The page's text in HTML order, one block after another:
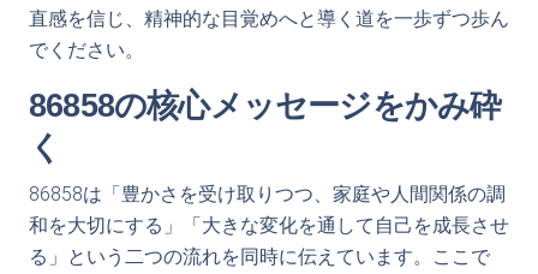
直感を信じ、精神的な目覚めへと導く道を一歩ずつ歩ん
でください。
86858の核心メッセージをかみ砕
く
86858は「豊かさを受け取りつつ、家庭や人間関係の調
和を大切にする」「大きな変化を通して自己を成長させ
る」という二つの流れを同時に伝えています。ここで